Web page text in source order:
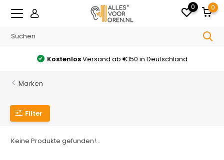
0 0
KostenlosVersand ab €150 in Deutschland
Marken
Filter
Keine Produkte gefunden!...